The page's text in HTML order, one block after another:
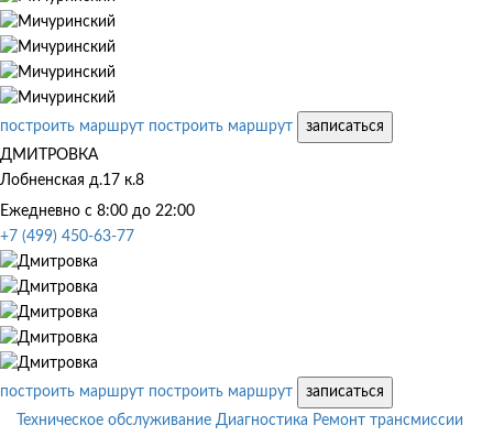
построить маршрут построить маршрут
записаться
ДМИТРОВКА
Лобненская д.17 к.8
Ежедневно с 8:00 до 22:00
+7 (499) 450-63-77
построить маршрут построить маршрут
записаться
Техническое обслуживание Диагностика Ремонт трансмиссии